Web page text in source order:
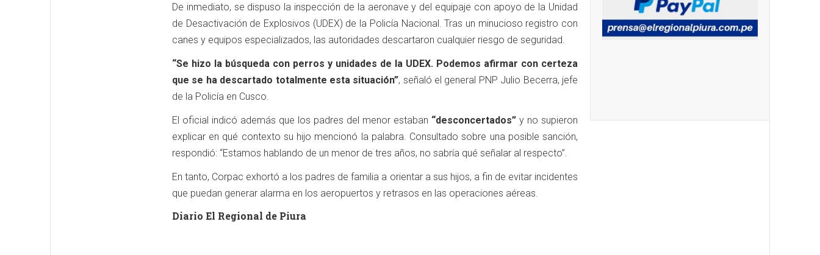
De inmediato, se dispuso la inspección de la aeronave y del equipaje con apoyo de la Unidad
de Desactivación de Explosivos (UDEX) de la Policía Nacional. Tras un minucioso registro con
canes y equipos especializados, las autoridades descartaron cualquier riesgo de seguridad.
“Se hizo la búsqueda con perros y unidades de la UDEX. Podemos afirmar con certeza
que se ha descartado totalmente esta situación”, señaló el general PNP Julio Becerra, jefe
de la Policía en Cusco.
El oficial indicó además que los padres del menor estaban “desconcertados” y no supieron
explicar en qué contexto su hijo mencionó la palabra. Consultado sobre una posible sanción,
respondió: “Estamos hablando de un menor de tres años, no sabría qué señalar al respecto”.
En tanto, Corpac exhortó a los padres de familia a orientar a sus hijos, a fin de evitar incidentes
que puedan generar alarma en los aeropuertos y retrasos en las operaciones aéreas.
Diario El Regional de Piura